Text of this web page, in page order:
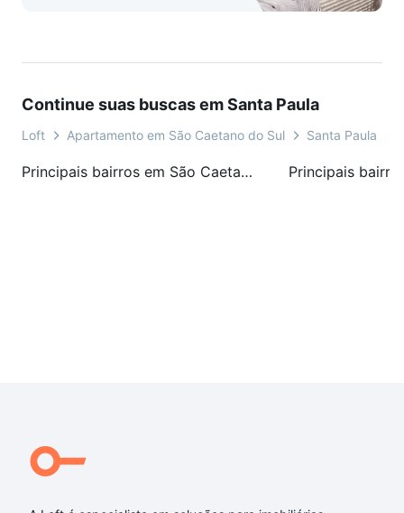
Continue suas buscas em Santa Paula
Loft Apartamento em São Caetano do Sul Santa Paula
Principais bairros em São Caetano do Sul, SP